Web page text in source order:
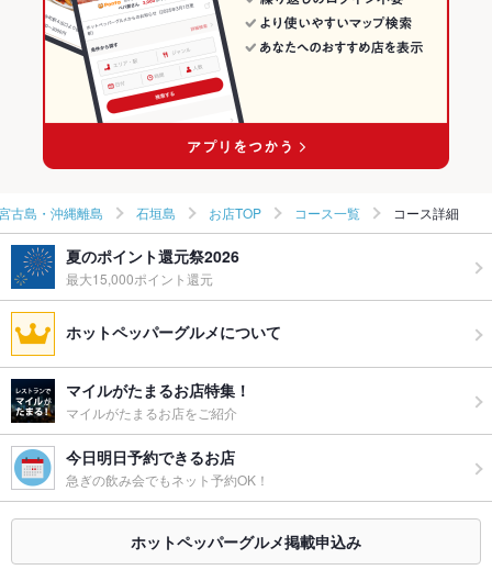
沖縄 × 和風
沖縄 × 和食
沖縄 × 和食全般
石垣島の居酒屋ランキング
古島・沖縄離島 石垣島 お店TOP コース一覧 コース詳細
夏のポイント還元祭2026
最大15,000ポイント還元
ホットペッパーグルメについて
マイルがたまるお店特集！
マイルがたまるお店をご紹介
今日明日予約できるお店
急ぎの飲み会でもネット予約OK！
ホットペッパーグルメ掲載申込み